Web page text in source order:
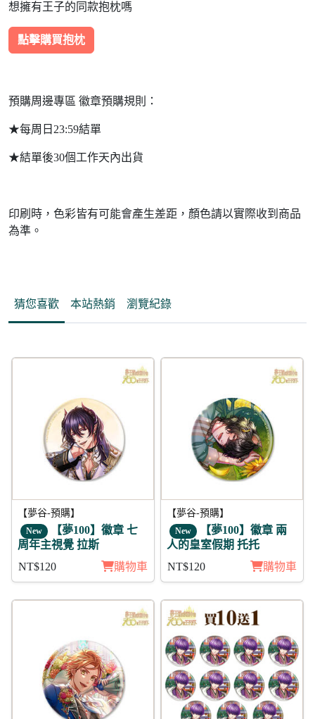
想擁有王子的同款抱枕嗎
點擊購買抱枕
預購周邊專區 徽章預購規則：
★每周日23:59結單
★結單後30個工作天內出貨
印刷時，色彩皆有可能會產生差距，顏色請以實際收到商品
為準。
猜您喜歡 本站熱銷 瀏覽紀錄
【夢谷-預購】
New 【夢100】徽章 七
周年主視覺 拉斯
NT$120
購物車
【夢谷-預購】
New 【夢100】徽章 兩
人的皇室假期 托托
NT$120
購物車